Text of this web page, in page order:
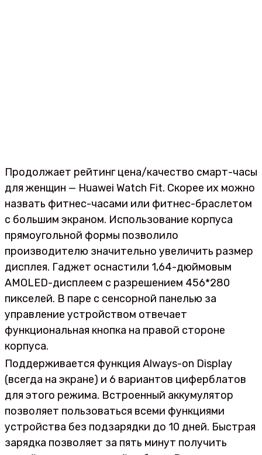
Продолжает рейтинг цена/качество смарт-часы
для женщин — Huawei Watch Fit. Скорее их можно
назвать фитнес-часами или фитнес-браслетом
с большим экраном. Использование корпуса
прямоугольной формы позволило
производителю значительно увеличить размер
дисплея. Гаджет оснастили 1,64-дюймовым
AMOLED-дисплеем с разрешением 456*280
пикселей. В паре с сенсорной панелью за
управление устройством отвечает
функциональная кнопка на правой стороне
корпуса.
Поддерживается функция Always-on Display
(всегда на экране) и 6 вариантов циферблатов
для этого режима. Встроенный аккумулятор
позволяет пользоваться всеми функциями
устройства без подзарядки до 10 дней. Быстрая
зарядка позволяет за пять минут получить